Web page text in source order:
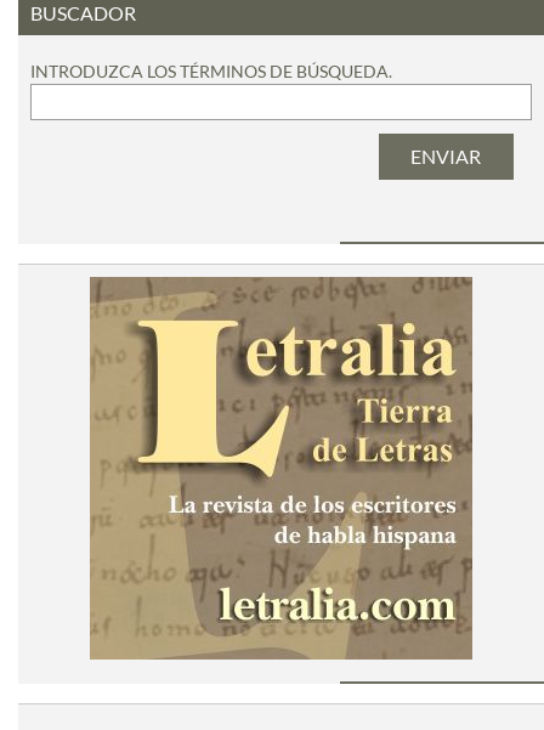
BUSCADOR
INTRODUZCA LOS TÉRMINOS DE BÚSQUEDA.